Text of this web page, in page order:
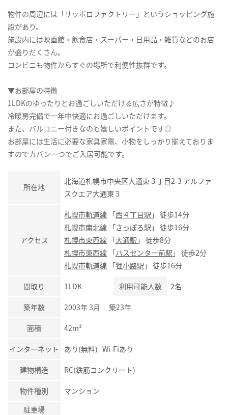
物件の周辺には「サッポロファクトリー」というショッピング施
設があり、
施設内には映画館・飲食店・スーパー・日用品・雑貨などのお店
が盛りだくさん。
コンビニも物件からすぐの場所で利便性抜群です。
▼お部屋の特徴
1LDKのゆったりとお過ごしいただける広さが特徴♪
冷暖房完備で一年中快適にお過ごしいただけます。
また、バルコニー付きなのも嬉しいポイントです◎
お部屋には生活に必要な家具家電、小物をしっかり揃えておりま
すのでカバン一つでご入居可能です。
所在地
北海道札幌市中央区大通東３丁目2-3 アルファ
スクエア大通東３
アクセス
札幌市軌道線 「西４丁目駅 」 徒歩14分
札幌市南北線 「さっぽろ駅 」 徒歩16分
札幌市東西線 「大通駅 」 徒歩8分
札幌市東西線 「バスセンター前駅 」 徒歩2分
札幌市軌道線 「狸小路駅 」 徒歩16分
間取り 1LDK 利用可能人数 2名
築年数 2003年 3月 築23年
面積 42m²
インターネット あり(無料) Wi-Fiあり
建物構造 RC(鉄筋コンクリート)
物件種別
マンション
駐車場